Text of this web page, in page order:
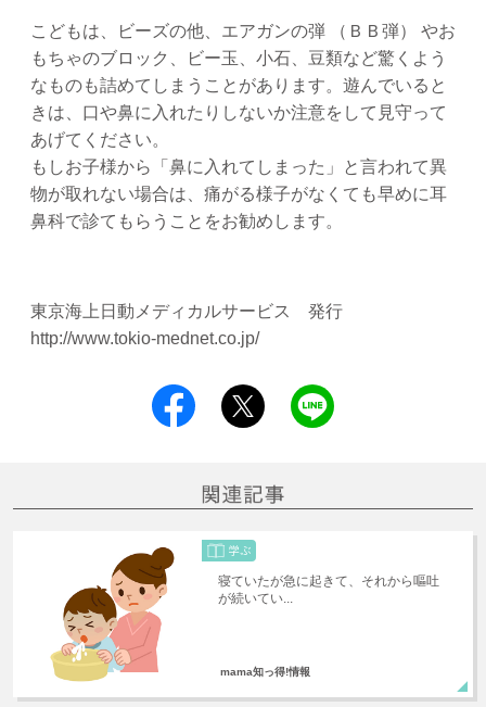
こどもは、ビーズの他、エアガンの弾 （ＢＢ弾） やお
もちゃのブロック、ビー玉、小石、豆類など驚くよう
なものも詰めてしまうことがあります。遊んでいると
きは、口や鼻に入れたりしないか注意をして見守って
あげてください。
もしお子様から「鼻に入れてしまった」と言われて異
物が取れない場合は、痛がる様子がなくても早めに耳
鼻科で診てもらうことをお勧めします。
東京海上日動メディカルサービス 発行
http://www.tokio-mednet.co.jp/
寝ていたが急に起きて、それから嘔吐
が続いてい...
mama知っ得!情報